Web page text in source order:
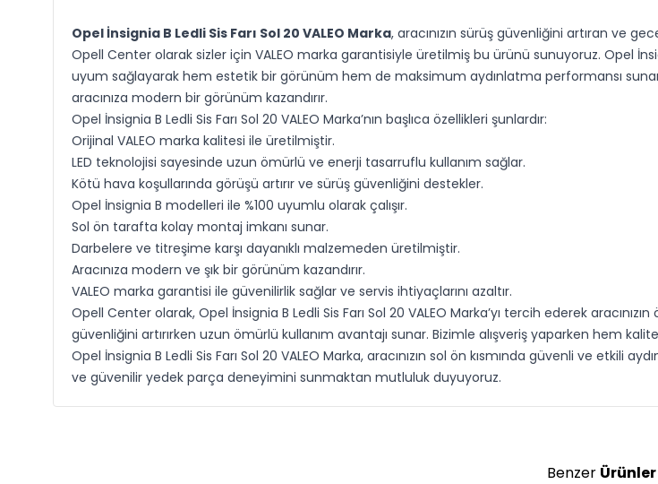
Opel İnsignia B Ledli Sis Farı Sol 20 VALEO Marka, aracınızın sürüş güvenliğini artıran ve
Opell Center olarak sizler için VALEO marka garantisiyle üretilmiş bu ürünü sunuyoruz. Opel
uyum sağlayarak hem estetik bir görünüm hem de maksimum aydınlatma performansı sunar.
aracınıza modern bir görünüm kazandırır.
Opel İnsignia B Ledli Sis Farı Sol 20 VALEO Marka’nın başlıca özellikleri şunlardır:
Orijinal VALEO marka kalitesi ile üretilmiştir.
LED teknolojisi sayesinde uzun ömürlü ve enerji tasarruflu kullanım sağlar.
Kötü hava koşullarında görüşü artırır ve sürüş güvenliğini destekler.
Opel İnsignia B modelleri ile %100 uyumlu olarak çalışır.
Sol ön tarafta kolay montaj imkanı sunar.
Darbelere ve titreşime karşı dayanıklı malzemeden üretilmiştir.
Aracınıza modern ve şık bir görünüm kazandırır.
VALEO marka garantisi ile güvenilirlik sağlar ve servis ihtiyaçlarını azaltır.
Opell Center olarak, Opel İnsignia B Ledli Sis Farı Sol 20 VALEO Marka’yı tercih ederek
güvenliğini artırırken uzun ömürlü kullanım avantajı sunar. Bizimle alışveriş yaparken hem
Opel İnsignia B Ledli Sis Farı Sol 20 VALEO Marka, aracınızın sol ön kısmında güvenli ve etkili
ve güvenilir yedek parça deneyimini sunmaktan mutluluk duyuyoruz.
Benzer Ürünler